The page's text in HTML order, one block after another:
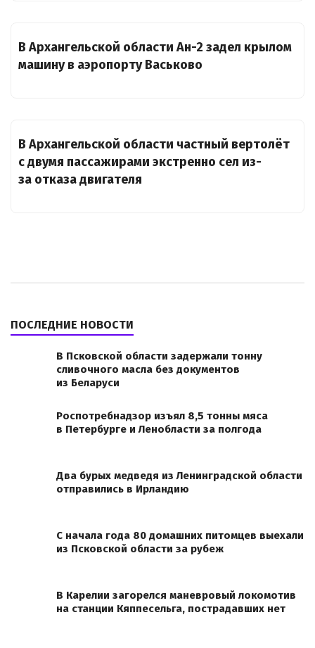
В Архангельской области Ан-2 задел крылом
машину в аэропорту Васьково
В Архангельской области частный вертолёт
с двумя пассажирами экстренно сел из-
за отказа двигателя
ПОСЛЕДНИЕ НОВОСТИ
В Псковской области задержали тонну
сливочного масла без документов
из Беларуси
Роспотребнадзор изъял 8,5 тонны мяса
в Петербурге и Ленобласти за полгода
Два бурых медведя из Ленинградской области
отправились в Ирландию
С начала года 80 домашних питомцев выехали
из Псковской области за рубеж
В Карелии загорелся маневровый локомотив
на станции Кяппесельга, пострадавших нет